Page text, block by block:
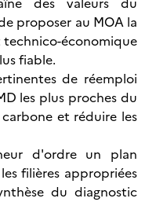
proposer au MOA la
économique
fiable.
de réemploi
les plus proches du
et réduire les
d'ordre un plan
filières appropriées
du diagnostic